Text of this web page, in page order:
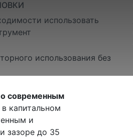
использовать
использования без
современным
капитальном
и
зазоре до 35